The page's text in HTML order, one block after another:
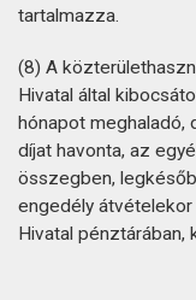
tartalmazza.
(8) A
Hivatal által
hónapot meghaladó,
díjat havonta, az
összegben,
engedély átvételekor
Hivatal pénztárában,